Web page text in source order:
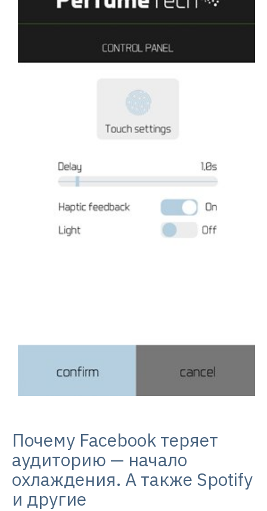
Почему Facebook теряет
аудиторию — начало
охлаждения. А также Spotify
и другие